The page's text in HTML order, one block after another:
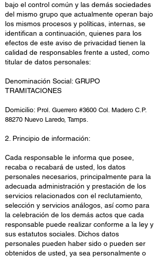
bajo el control común y las demás sociedades
del mismo grupo que actualmente operan bajo
los mismos procesos y políticas, internas, se
identifican a continuación, quienes para los
efectos de este aviso de privacidad tienen la
calidad de responsables frente a usted, como
titular de datos personales:
Denominación Social: GRUPO
TRAMITACIONES
Domicilio: Prol. Guerrero #3600 Col. Madero C.P.
88270 Nuevo Laredo, Tamps.
2. Principio de información:
Cada responsable le informa que posee,
recaba o recabará de usted, los datos
personales necesarios, principalmente para la
adecuada administración y prestación de los
servicios relacionados con el reclutamiento,
selección y servicios análogos, así como para
la celebración de los demás actos que cada
responsable puede realizar conforme a la ley y
sus estatutos sociales. Dichos datos
personales pueden haber sido o pueden ser
obtenidos de usted, ya sea personalmente o